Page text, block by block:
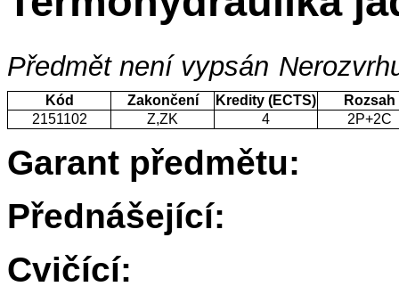
Předmět není vypsán
Kód Zakončení Kredity (ECTS)
Rozsah
2151102
Z,ZK 4 2P+2C
Garant předmětu:
Přednášející:
Cvičící: